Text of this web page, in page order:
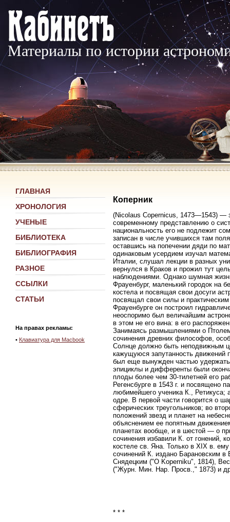
Материалы по истории
ГЛАВНАЯ
ХРОНОЛОГИЯ
УЧЕНЫЕ
БИБЛИОТЕКА
БИБЛИОГРАФИЯ
РАЗНОЕ
ССЫЛКИ
СТАТЬИ
На правах рекламы:
• Клавиатура для Macbook
Коперник
(Nicolaus Copernicus, 1473—1543) —
современному представлению о
национальность его не подлежит
записан в числе учившихся там
оставшись на попечении дяди по
одинаковым усердием изучал
Италии, слушал лекции в разных
вернулся в Краков и прожил тут
наблюдениями. Однако шумная
Фрауенбург, маленький городок на
костела и посвящая свои досуги
посвящал свои силы и
Фрауенбурге он построил
неоспоримо был величайшим
в этом не его вина: в его
Занимаясь размышлениями о
сочинения древних философов,
Солнце должно быть неподвижным
кажущуюся запутанность движений
был еще вынужден частью
эпициклы и дифференты были
плоды более чем 30-тилетней его
Регенсбурге в 1543 г. и посвящено
любимейшего ученика К., Ретикуса;
одре. В первой части говорится о
сферических треугольников; во
положений звезд и планет на
объяснением ее попятным
планетах вообще, и в шестой — о
сочинения избавили К. от гонений,
костеле св. Яна. Только в XIX в.
сочинений К. издано Барановским в
Снядецким ("О Koperniku", 1814),
("Журн. Мин. Нар. Просв.," 1873) и
* * *